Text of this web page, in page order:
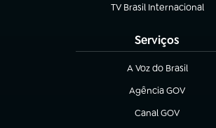
TV Brasil Internacional
(abre em nova aba)
Serviços
A Voz do Brasil
(abre em nova aba)
Agência GOV
(abre em nova aba)
Canal GOV
(abre em nova aba)